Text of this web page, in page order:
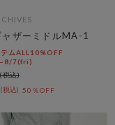
ャザーミドルMA-1
ムALL10%OFF
7(fri)
50％OFF